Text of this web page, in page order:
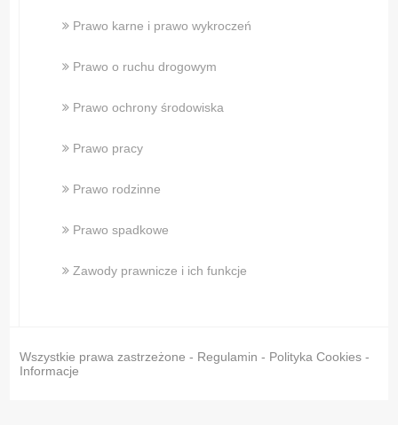
Prawo karne i prawo wykroczeń
Prawo o ruchu drogowym
Prawo ochrony środowiska
Prawo pracy
Prawo rodzinne
Prawo spadkowe
Zawody prawnicze i ich funkcje
Wszystkie prawa zastrzeżone - Regulamin - Polityka Cookies -
Informacje